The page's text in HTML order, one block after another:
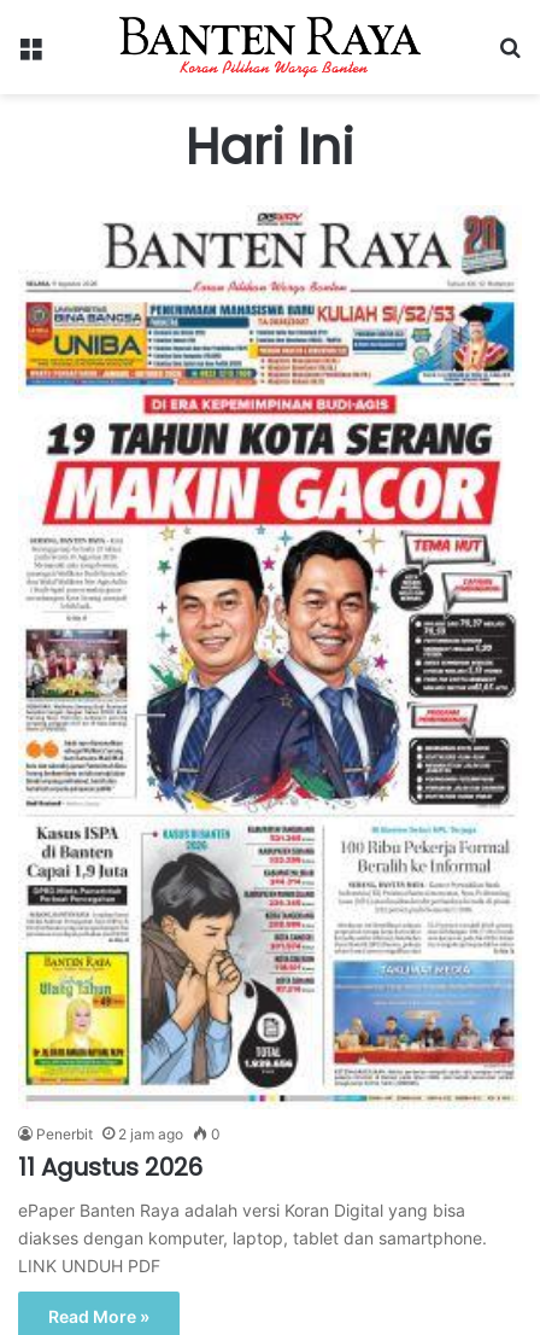
Hari Ini
Penerbit 2 jam ago 0
11 Agustus 2026
ePaper Banten Raya adalah versi Koran Digital yang bisa
diakses dengan komputer, laptop, tablet dan samartphone.
LINK UNDUH PDF
Read More »